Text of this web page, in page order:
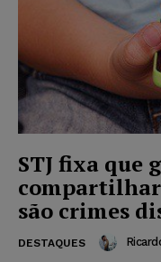
STJ fixa que
são crimes
DESTAQUES